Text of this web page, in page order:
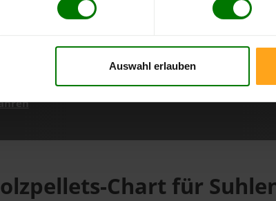
Auswahl erlauben
Chart für